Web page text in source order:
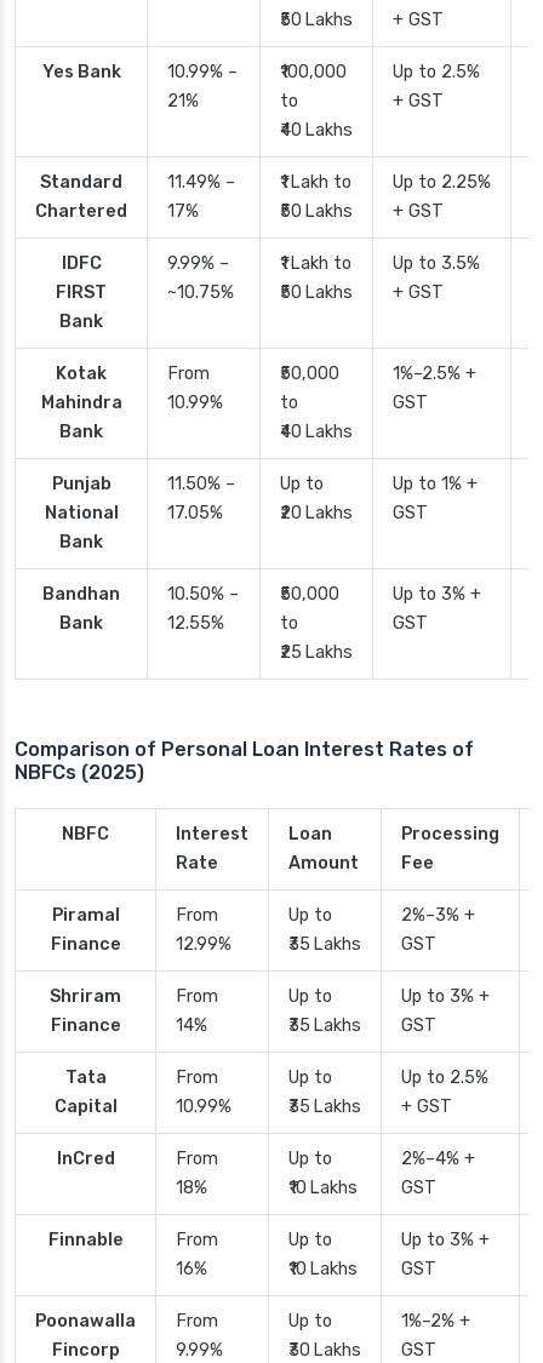
₹50 Lakhs
+ GST
Yes Bank
10.99% –
21%
₹100,000
to
₹40 Lakhs
Up to 2.5%
+ GST
Standard
Chartered
11.49% –
17%
₹1 Lakh to
₹50 Lakhs
Up to 2.25%
+ GST
IDFC
FIRST
Bank
9.99% –
~10.75%
₹1 Lakh to
₹50 Lakhs
Up to 3.5%
+ GST
Kotak
Mahindra
Bank
From
10.99%
₹50,000
to
₹40 Lakhs
1%–2.5% +
GST
Punjab
National
Bank
11.50% –
17.05%
Up to
₹20 Lakhs
Up to 1% +
GST
Bandhan
Bank
10.50% –
12.55%
₹50,000
to
₹25 Lakhs
Up to 3% +
GST
Comparison of Personal Loan Interest Rates of
NBFCs (2025)
NBFC
Interest
Rate
Loan
Amount
Processing
Fee
Piramal
Finance
From
12.99%
Up to
₹35 Lakhs
2%–3% +
GST
Shriram
Finance
From
14%
Up to
₹35 Lakhs
Up to 3% +
GST
Tata
Capital
From
10.99%
Up to
₹35 Lakhs
Up to 2.5%
+ GST
InCred
From
18%
Up to
₹10 Lakhs
2%–4% +
GST
Finnable
From
16%
Up to
₹10 Lakhs
Up to 3% +
GST
Poonawalla
Fincorp
From
9.99%
Up to
₹30 Lakhs
1%–2% +
GST